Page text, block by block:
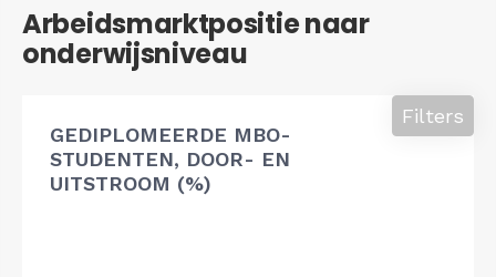
Arbeidsmarktpositie naar
onderwijsniveau
GEDIPLOMEERDE MBO-
STUDENTEN, DOOR- EN
UITSTROOM (%)
Filters